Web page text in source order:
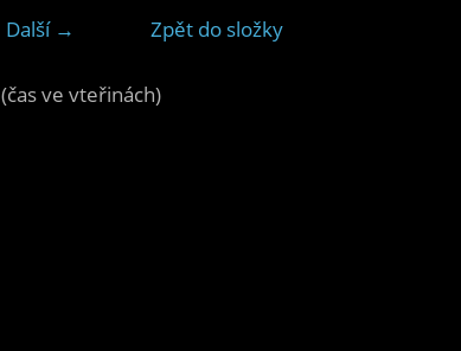
Další → Zpět do složky
(čas ve vteřinách)